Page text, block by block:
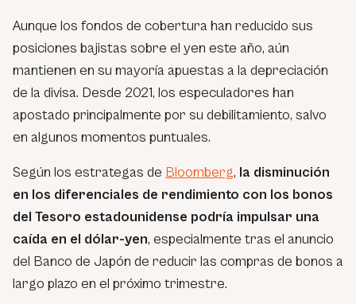
Aunque los fondos de cobertura han reducido sus
posiciones bajistas sobre el yen este año, aún
mantienen en su mayoría apuestas a la depreciación
de la divisa. Desde 2021, los especuladores han
apostado principalmente por su debilitamiento, salvo
en algunos momentos puntuales.
Según los estrategas de Bloomberg, la disminución
en los diferenciales de rendimiento con los bonos
del Tesoro estadounidense podría impulsar una
caída en el dólar-yen, especialmente tras el anuncio
del Banco de Japón de reducir las compras de bonos a
largo plazo en el próximo trimestre.